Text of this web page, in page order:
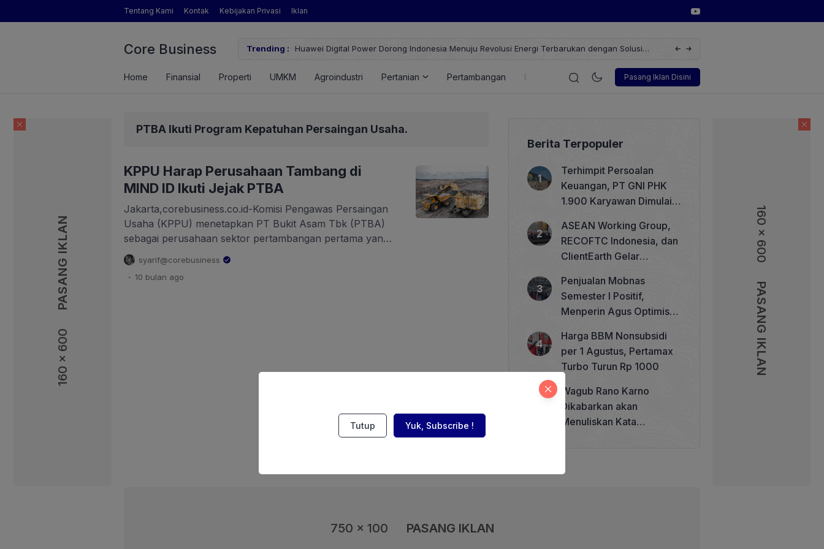
160 x 600
PASANG IKLAN 160 x 600
PASANG IKLAN
Tentang Kami Kontak Kebijakan Privasi Iklan
Core Business Trending :
Pertanian yang Dimaksud Mentan Amran?
Huawei Digital Power Dorong Indonesia Menuju Revolusi Energi Terbarukan dengan Solusi
Wakil Direktur Utama PT Pelindo,
Pasang Iklan Disini
Home Finansial Properti UMKM Agroindustri Pertanian Pertambangan Energi Korporasi Teknologi Otomotif
PTBA Ikuti Program Kepatuhan Persaingan Usaha.
KPPU Harap Perusahaan Tambang di
MIND ID Ikuti Jejak PTBA
Jakarta,corebusiness.co.id-Komisi Pengawas Persaingan
Usaha (KPPU) menetapkan PT Bukit Asam Tbk (PTBA)
sebagai perusahaan sektor pertambangan pertama yang
memperoleh pengesahan Program Kepatuhan Persaingan
Usaha. Penetapan ini dilakukan melalui Sidang Komisi di
Kantor Pusat KPPU, Jakarta, pada Rabu, 8 Oktober 2025,
syarif@corebusiness
. 10 bulan ago
Berita Terpopuler
Terhimpit Persoalan
Keuangan, PT GNI PHK
1.900 Karyawan Dimulai 5
ASEAN Working Group,
RECOFTC Indonesia, dan
ClientEarth Gelar
Memperkuat Tata Kelola
Perhutanan Sosial
Penjualan Mobnas
Semester I Positif,
Menperin Agus Optimistis
Harga BBM Nonsubsidi
per 1 Agustus, Pertamax
Turbo Turun Rp 1000
Wagub Rano Karno
Dikabarkan akan
Menuliskan Kata
750 x 100 PASANG IKLAN
Tutup Yuk, Subscribe !